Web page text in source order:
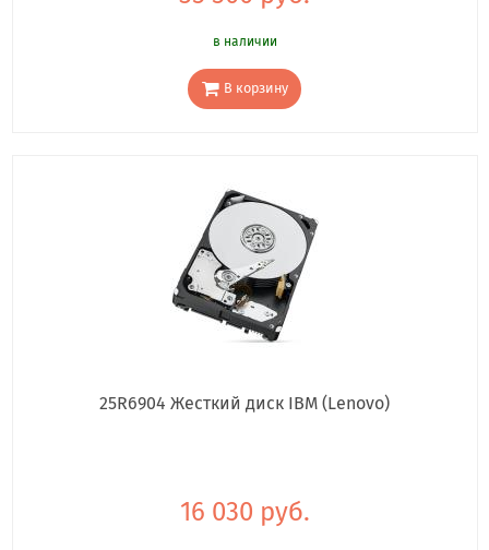
в наличии
В корзину
25R6904 Жесткий диск IBM (Lenovo)
16 030 руб.